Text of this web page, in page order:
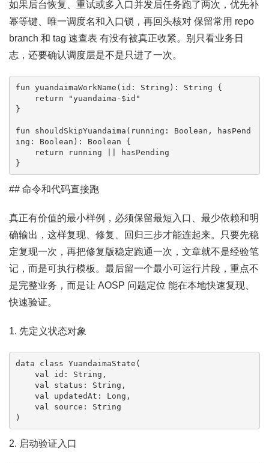
如果后台恢复、重试或多入口并发后任务跑了两次，优先补
幂等键、唯一调度名和入口锁，再回头核对 保留常用 repo
branch 和 tag 速查表 有没有被真正收紧。别只看业务日
志，还要确认调度层是不是只进了一次。
fun yuandaimaWorkName(id: String): String {
}
fun shouldSkipYuandaima(running: Boolean, hasPend
ing: Boolean): Boolean {
}
## 命令和代码直接跑
真正有价值的最小样例，必须保留最短入口、最少依赖和明
确输出，这样复现、修复、回归三步才能连起来。只要先稳
定复现一次，再把修复版稳定跑通一次，文章就不是经验笔
记，而是可执行模板。最后留一个最小可运行片段，重点不
是完整业务，而是让 AOSP 问题定位 能在本地快速复现、
快速验证。
1. 先定义状态对象
data class YuandaimaState(
)
2. 启动验证入口